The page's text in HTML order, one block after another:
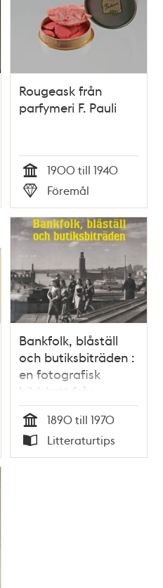
Rougeask från
parfymeri F. Pauli
Tid
1900 till 1940
Typ
Föremål
Bankfolk, blåställ
och butiksbiträden :
en fotografisk
bildskatt från
Stockholm 1890-
1970
Tid
1890 till 1970
Typ
Litteraturtips